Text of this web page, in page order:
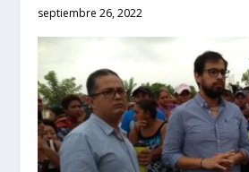
septiembre 26, 2022